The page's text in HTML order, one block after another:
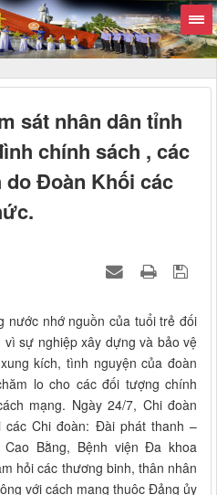
sát nhân dân tỉnh
chính sách , các
Đoàn Khối các
nhớ nguồn của tuổi trẻ đối
sự nghiệp xây dựng và bảo vệ
kích, tình nguyện của đoàn
lo cho các đối tượng chính
mạng. Ngày 24/7, Chi đoàn
các Chi đoàn: Đài phát thanh –
Bằng, Bệnh viện Đa khoa
hỏi các thương binh, thân nhân
với cách mạng thuộc Đảng ủy